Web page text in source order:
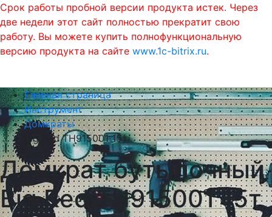
Срок работы пробной версии продукта истек. Через
две недели этот сайт полностью прекратит свою
работу. Вы можете купить полнофункциональную
версию продукта на сайте www.1c-bitrix.ru.
Главная страница
Инструмент
Домкраты
Big Red TH915001 15т
Домкрат бутылочный
Big Red TH915001 15т